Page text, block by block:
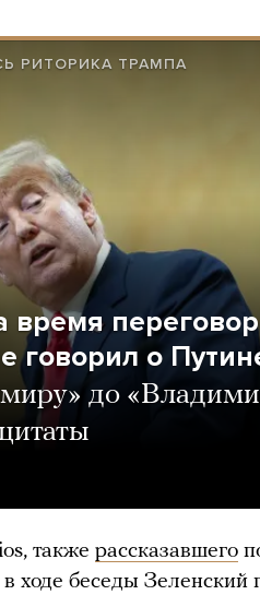
РИТОРИКА ТРАМПА
время
говорил о
до
также рассказавшего
ходе беседы Зеленский